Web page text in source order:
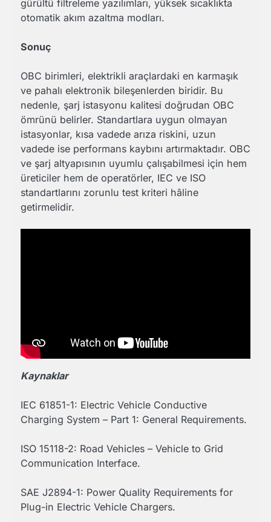
gürültü filtreleme yazılımları, yüksek sıcaklıkta
otomatik akım azaltma modları.
Sonuç
OBC birimleri, elektrikli araçlardaki en karmaşık
ve pahalı elektronik bileşenlerden biridir. Bu
nedenle, şarj istasyonu kalitesi doğrudan OBC
ömrünü belirler. Standartlara uygun olmayan
istasyonlar, kısa vadede arıza riskini, uzun
vadede ise performans kaybını artırmaktadır. OBC
ve şarj altyapısının uyumlu çalışabilmesi için hem
üreticiler hem de operatörler, IEC ve ISO
standartlarını zorunlu test kriteri hâline
getirmelidir.
Kaynaklar
IEC 61851-1: Electric Vehicle Conductive
Charging System – Part 1: General Requirements.
ISO 15118-2: Road Vehicles – Vehicle to Grid
Communication Interface.
SAE J2894-1: Power Quality Requirements for
Plug-in Electric Vehicle Chargers.